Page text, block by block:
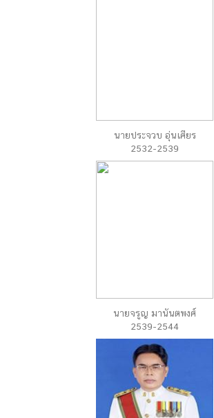
นายประจวบ อุ่นเศียร
2532-2539
นายจรูญ มานันตพงศ์
2539-2544